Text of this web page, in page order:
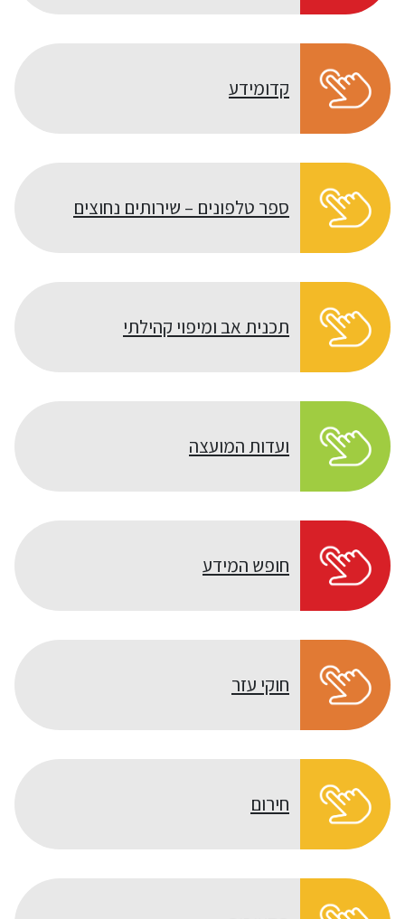
קדומידע
ספר טלפונים – שירותים נחוצים
תכנית אב ומיפוי קהילתי
ועדות המועצה
חופש המידע
חוקי עזר
חירום